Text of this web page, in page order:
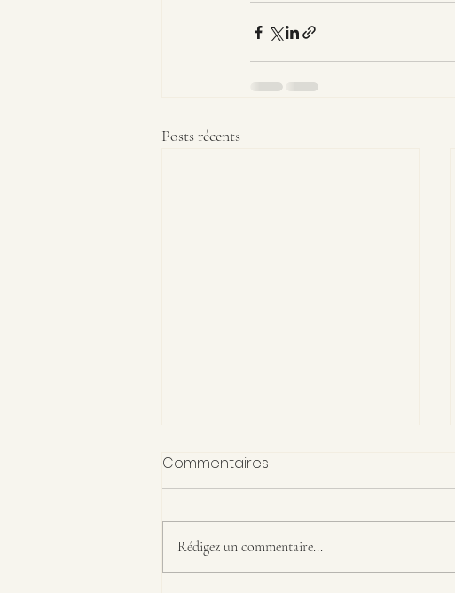
Posts récents
Commentaires
Rédigez un commentaire...